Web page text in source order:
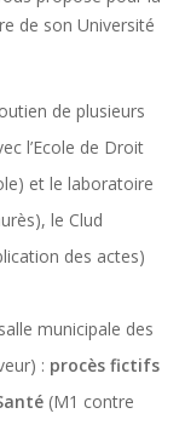
de son Université
de plusieurs
l’Ecole de Droit
et le laboratoire
le Clud
des actes)
salle municipale des
: procès fictifs
(M1 contre